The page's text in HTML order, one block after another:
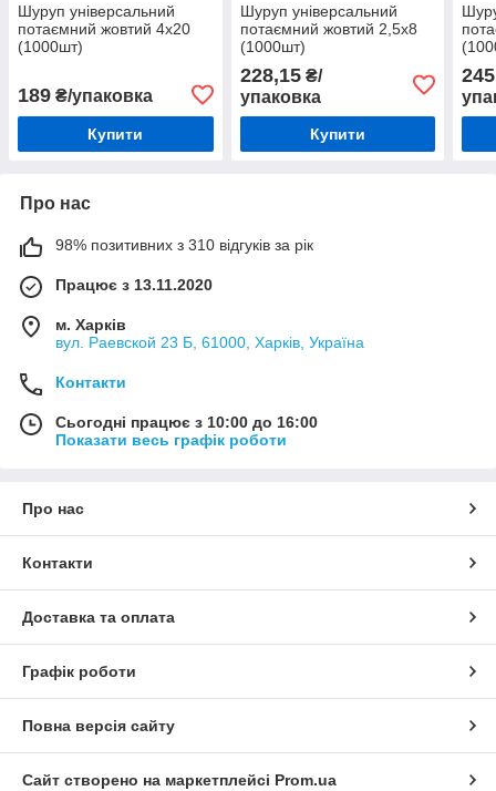
Шуруп універсальний
потаємний жовтий 4х20
(1000шт)
189 ₴/упаковка
Купити
Шуруп універсальний
потаємний жовтий 2,5х8
(1000шт)
228,15₴/
упаковка
Купити
Про нас
98% позитивних з 310 відгуків за рік
Працює з 13.11.2020
м. Харків
вул. Раевской 23 Б, 61000, Харків, Україна
Контакти
Сьогодні працює з 10:00 до 16:00
Показати весь графік роботи
Про нас
Контакти
Доставка та оплата
Графік роботи
Повна версія сайту
Сайт створено на маркетплейсі Prom.ua